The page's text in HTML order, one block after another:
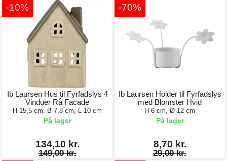
-10%
Ib Laursen Hus til Fyrfadslys 4
Vinduer Rå Facade
H 15,5 cm, B 7,8 cm, L 10 cm
På lager
134,10 kr.
149,00 kr.
-70%
Ib Laursen Holder til Fyrfadslys
med Blomster Hvid
H 6 cm, Ø 12 cm
På lager
8,70 kr.
29,00 kr.